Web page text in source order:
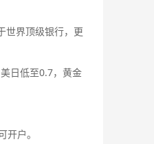
世界顶级银行，更
日低至0.7，黄金
开户。